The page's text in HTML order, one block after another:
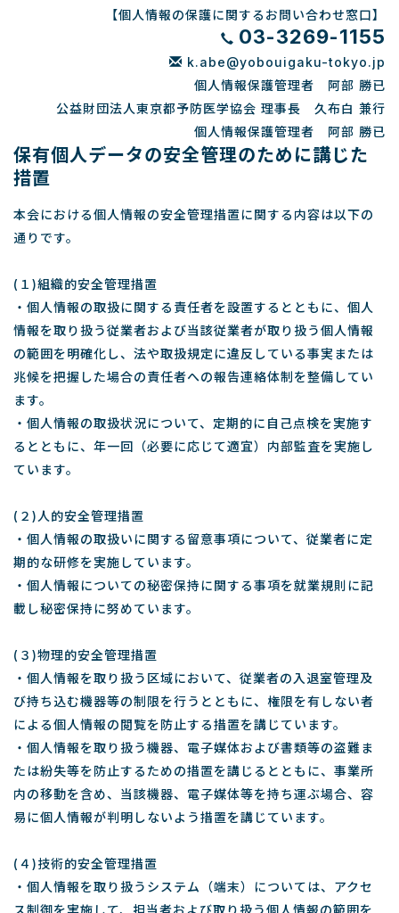
【個人情報の保護に関するお問い合わせ窓口】
03-3269-1155
k.abe@yobouigaku-tokyo.jp
個人情報保護管理者 阿部 勝已
公益財団法人東京都予防医学協会 理事長 久布白 兼行
個人情報保護管理者 阿部 勝已
保有個人データの安全管理のために講じた
措置
本会における個人情報の安全管理措置に関する内容は以下の
通りです。
(１)組織的安全管理措置
・個人情報の取扱に関する責任者を設置するとともに、個人
情報を取り扱う従業者および当該従業者が取り扱う個人情報
の範囲を明確化し、法や取扱規定に違反している事実または
兆候を把握した場合の責任者への報告連絡体制を整備してい
ます。
・個人情報の取扱状況について、定期的に自己点検を実施す
るとともに、年一回（必要に応じて適宜）内部監査を実施し
ています。
(２)人的安全管理措置
・個人情報の取扱いに関する留意事項について、従業者に定
期的な研修を実施しています。
・個人情報についての秘密保持に関する事項を就業規則に記
載し秘密保持に努めています。
(３)物理的安全管理措置
・個人情報を取り扱う区域において、従業者の入退室管理及
び持ち込む機器等の制限を行うとともに、権限を有しない者
による個人情報の閲覧を防止する措置を講じています。
・個人情報を取り扱う機器、電子媒体および書類等の盗難ま
たは紛失等を防止するための措置を講じるとともに、事業所
内の移動を含め、当該機器、電子媒体等を持ち運ぶ場合、容
易に個人情報が判明しないよう措置を講じています。
(４)技術的安全管理措置
・個人情報を取り扱うシステム（端末）については、アクセ
ス制御を実施して、担当者および取り扱う個人情報の範囲を